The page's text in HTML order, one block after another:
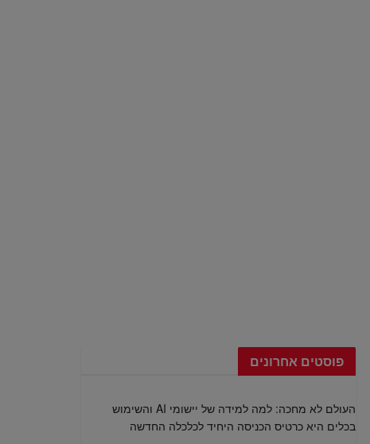
פוסטים אחרונים
העולם לא מחכה: למה למידה של יישומי AI והשימוש
בכלים היא כרטיס הכניסה היחיד לכלכלה החדשה